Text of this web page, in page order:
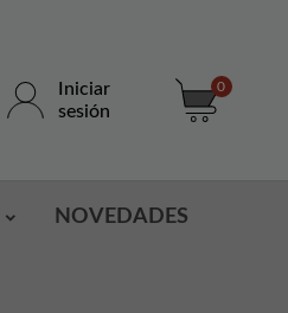
Iniciar
sesión
0
NOVEDADES